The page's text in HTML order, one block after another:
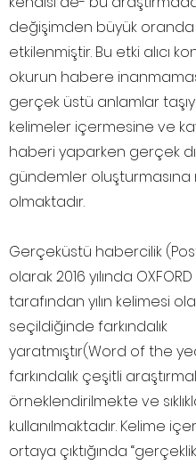
değişimden büyük oranda
etkilenmiştir. Bu etki alıcı
okurun habere
gerçek üstü anlamlar
kelimeler içermesine ve
haberi yaparken gerçek
gündemler
olmaktadır.
Gerçeküstü habercilik
olarak 2016 yılında
tarafından yılın kelimesi
seçildiğinde farkındalık
yaratmıştır(Word of the
farkındalık çeşitli
örneklendirilmekte ve
kullanılmaktadır. Kelime
ortaya çıktığında